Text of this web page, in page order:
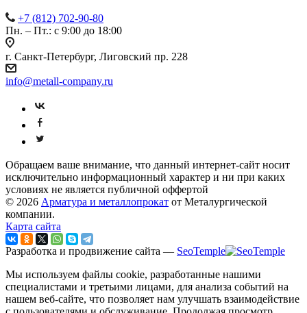
+7 (812) 702-90-80
Пн. – Пт.: с 9:00 до 18:00
г. Санкт-Петербург, Лиговский пр. 228
info@metall-company.ru
Обращаем ваше внимание, что данный интернет-сайт носит
исключительно информационный характер и ни при каких
условиях не является публичной оффертой
© 2026 Арматура и металлопрокат от Металургической
компании.
Карта сайта
Разработка и продвижение сайта — SeoTemple
Мы используем файлы cookie, разработанные нашими
специалистами и третьими лицами, для анализа событий на
нашем веб-сайте, что позволяет нам улучшать взаимодействие